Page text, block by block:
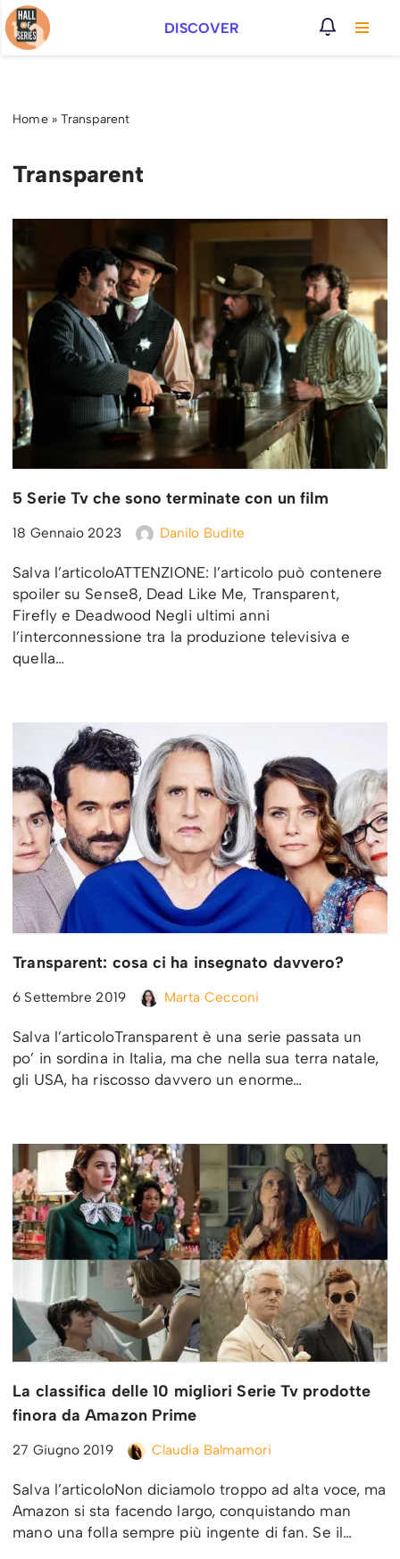
Vai
DISCOVER
Home» Transparent
Transparent
5 Serie Tv che sono terminate con un film
18 Gennaio 2023 Danilo Budite
Salva l’articoloATTENZIONE: l’articolo può contenere
spoiler su Sense8, Dead Like Me, Transparent,
Firefly e Deadwood Negli ultimi anni
l’interconnessione tra la produzione televisiva e
quella…
Transparent: cosa ci ha insegnato davvero?
6 Settembre 2019 Marta Cecconi
Salva l’articoloTransparent è una serie passata un
po’ in sordina in Italia, ma che nella sua terra natale,
gli USA, ha riscosso davvero un enorme…
La classifica delle 10 migliori Serie Tv prodotte
finora da Amazon Prime
27 Giugno 2019 Claudia Balmamori
Salva l’articoloNon diciamolo troppo ad alta voce, ma
Amazon si sta facendo largo, conquistando man
mano una folla sempre più ingente di fan. Se il…